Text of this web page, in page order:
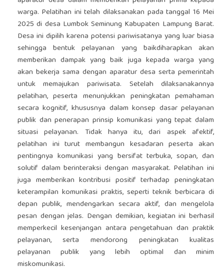
warga. Pelatihan ini telah dilaksanakan pada tanggal 16 Mei
2025 di desa Lumbok Seminung Kabupaten Lampung Barat.
Desa ini dipilih karena potensi pariwisatanya yang luar biasa
sehingga bentuk pelayanan yang baikdiharapkan akan
memberikan dampak yang baik juga kepada warga yang
akan bekerja sama dengan aparatur desa serta pemerintah
untuk memajukan pariwisata. Setelah dilaksanakannya
pelatihan, peserta menunjukkan peningkatan pemahaman
secara kognitif, khususnya dalam konsep dasar pelayanan
publik dan penerapan prinsip komunikasi yang tepat dalam
situasi pelayanan. Tidak hanya itu, dari aspek afektif,
pelatihan ini turut membangun kesadaran peserta akan
pentingnya komunikasi yang bersifat terbuka, sopan, dan
solutif dalam berinteraksi dengan masyarakat. Pelatihan ini
juga memberikan kontribusi positif terhadap peningkatan
keterampilan komunikasi praktis, seperti teknik berbicara di
depan publik, mendengarkan secara aktif, dan mengelola
pesan dengan jelas. Dengan demikian, kegiatan ini berhasil
memperkecil kesenjangan antara pengetahuan dan praktik
pelayanan, serta mendorong peningkatan kualitas
pelayanan publik yang lebih optimal dan minim
miskomunikasi.